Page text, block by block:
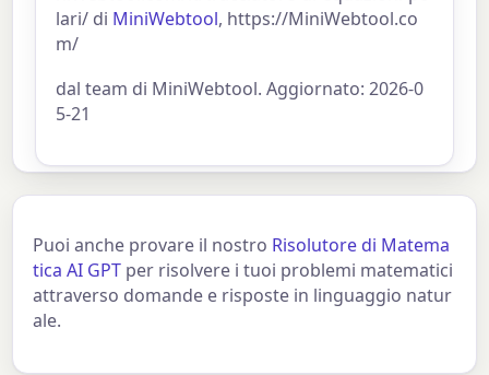
lari/ di MiniWebtool, https://MiniWebtool.co
m/
dal team di MiniWebtool. Aggiornato: 2026-0
5-21
Puoi anche provare il nostro Risolutore di Matema
tica AI GPT per risolvere i tuoi problemi matematici
attraverso domande e risposte in linguaggio natur
ale.